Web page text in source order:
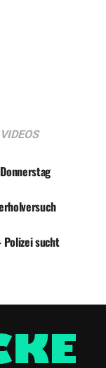
VIDEOS
Polizei sucht